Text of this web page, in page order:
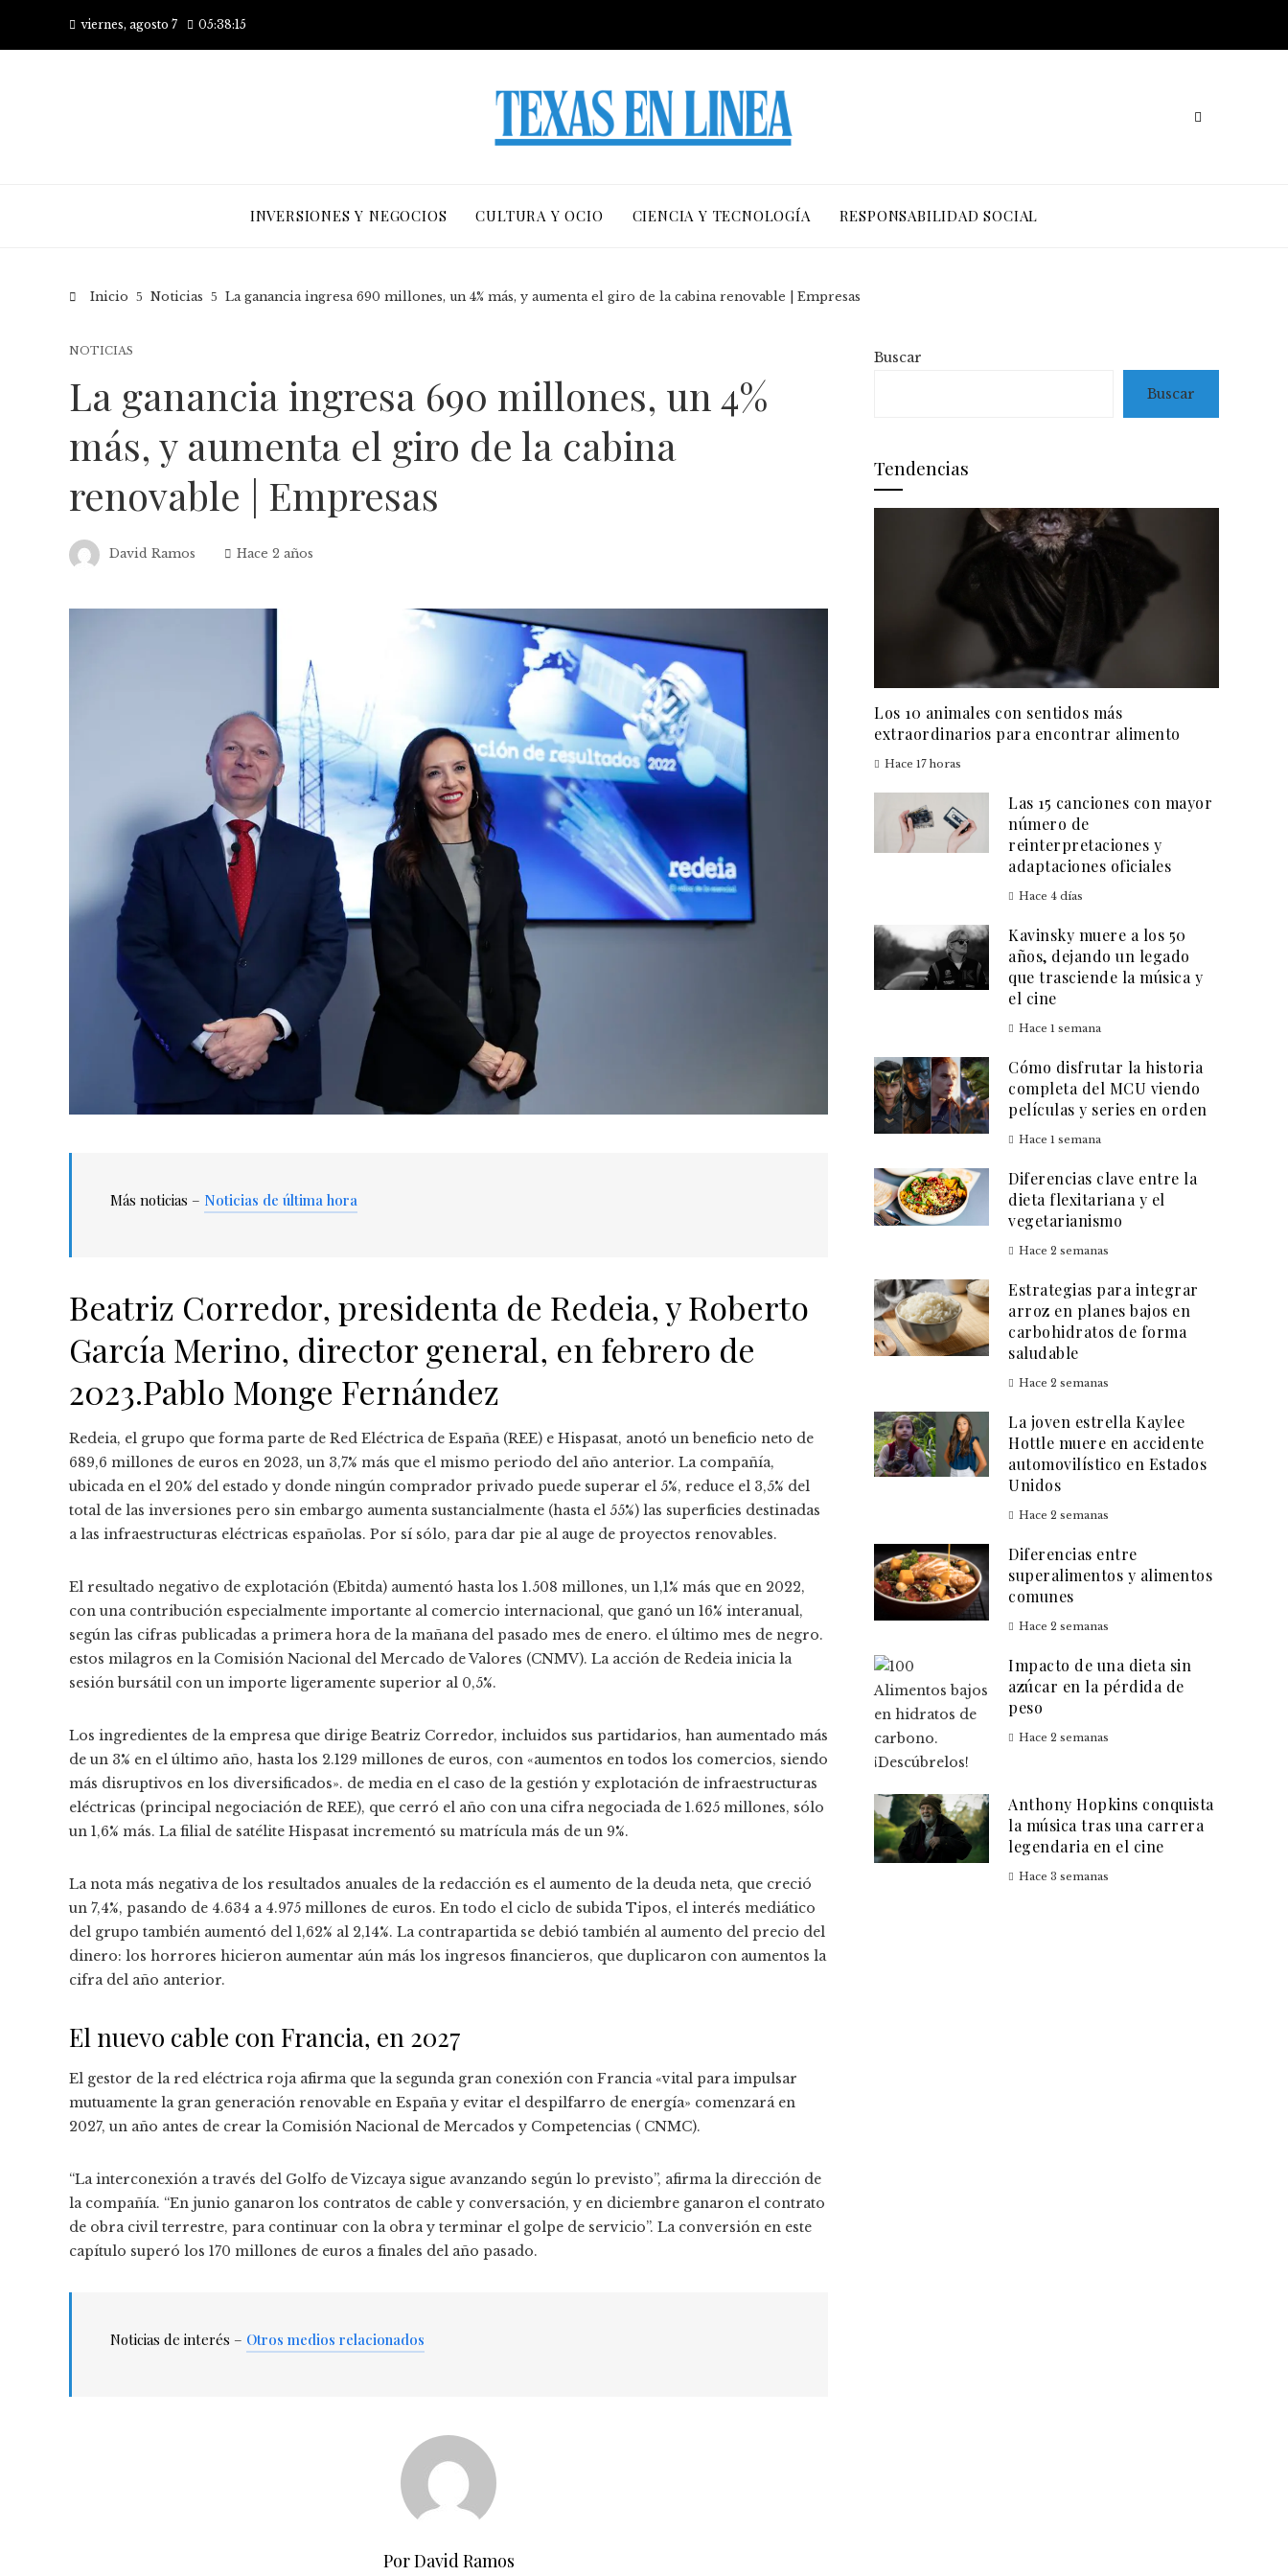
viernes, agosto 7 05:38:16
INVERSIONES Y NEGOCIOS CULTURA Y OCIO CIENCIA Y TECNOLOGÍA RESPONSABILIDAD SOCIAL
Inicio Noticias La ganancia ingresa 690 millones, un 4% más, y aumenta el giro de la cabina renovable | Empresas
NOTICIAS
La ganancia ingresa 690 millones, un 4%
más, y aumenta el giro de la cabina
renovable | Empresas
David Ramos Hace 2 años
Más noticias – Noticias de última hora
Beatriz Corredor, presidenta de Redeia, y Roberto
García Merino, director general, en febrero de
2023.Pablo Monge Fernández
Redeia, el grupo que forma parte de Red Eléctrica de España (REE) e Hispasat, anotó un beneficio neto de
689,6 millones de euros en 2023, un 3,7% más que el mismo periodo del año anterior. La compañía,
ubicada en el 20% del estado y donde ningún comprador privado puede superar el 5%, reduce el 3,5% del
total de las inversiones pero sin embargo aumenta sustancialmente (hasta el 55%) las superficies destinadas
a las infraestructuras eléctricas españolas. Por sí sólo, para dar pie al auge de proyectos renovables.
El resultado negativo de explotación (Ebitda) aumentó hasta los 1.508 millones, un 1,1% más que en 2022,
con una contribución especialmente importante al comercio internacional, que ganó un 16% interanual,
según las cifras publicadas a primera hora de la mañana del pasado mes de enero. el último mes de negro.
estos milagros en la Comisión Nacional del Mercado de Valores (CNMV). La acción de Redeia inicia la
sesión bursátil con un importe ligeramente superior al 0,5%.
Los ingredientes de la empresa que dirige Beatriz Corredor, incluidos sus partidarios, han aumentado más
de un 3% en el último año, hasta los 2.129 millones de euros, con «aumentos en todos los comercios, siendo
más disruptivos en los diversificados». de media en el caso de la gestión y explotación de infraestructuras
eléctricas (principal negociación de REE), que cerró el año con una cifra negociada de 1.625 millones, sólo
un 1,6% más. La filial de satélite Hispasat incrementó su matrícula más de un 9%.
La nota más negativa de los resultados anuales de la redacción es el aumento de la deuda neta, que creció
un 7,4%, pasando de 4.634 a 4.975 millones de euros. En todo el ciclo de subida Tipos, el interés mediático
del grupo también aumentó del 1,62% al 2,14%. La contrapartida se debió también al aumento del precio del
dinero: los horrores hicieron aumentar aún más los ingresos financieros, que duplicaron con aumentos la
cifra del año anterior.
El nuevo cable con Francia, en 2027
El gestor de la red eléctrica roja afirma que la segunda gran conexión con Francia «vital para impulsar
mutuamente la gran generación renovable en España y evitar el despilfarro de energía» comenzará en
2027, un año antes de crear la Comisión Nacional de Mercados y Competencias ( CNMC).
“La interconexión a través del Golfo de Vizcaya sigue avanzando según lo previsto”, afirma la dirección de
la compañía. “En junio ganaron los contratos de cable y conversación, y en diciembre ganaron el contrato
de obra civil terrestre, para continuar con la obra y terminar el golpe de servicio”. La conversión en este
capítulo superó los 170 millones de euros a finales del año pasado.
Noticias de interés – Otros medios relacionados
Por David Ramos
Buscar
Buscar
Tendencias
Los 10 animales con sentidos más
extraordinarios para encontrar alimento
Hace 17 horas
Las 15 canciones con mayor
número de
reinterpretaciones y
adaptaciones oficiales
Hace 4 días
Kavinsky muere a los 50
años, dejando un legado
que trasciende la música y
el cine
Hace 1 semana
Cómo disfrutar la historia
completa del MCU viendo
películas y series en orden
Hace 1 semana
Diferencias clave entre la
dieta flexitariana y el
vegetarianismo
Hace 2 semanas
Estrategias para integrar
arroz en planes bajos en
carbohidratos de forma
saludable
Hace 2 semanas
La joven estrella Kaylee
Hottle muere en accidente
automovilístico en Estados
Unidos
Hace 2 semanas
Diferencias entre
superalimentos y alimentos
comunes
Hace 2 semanas
Impacto de una dieta sin
azúcar en la pérdida de
peso
Hace 2 semanas
Anthony Hopkins conquista
la música tras una carrera
legendaria en el cine
Hace 3 semanas